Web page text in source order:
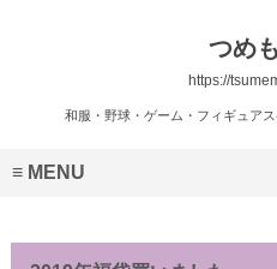
つめ
https://
和服・野球・ゲーム・フィギュア
MENU